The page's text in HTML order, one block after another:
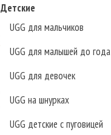
Детские
UGG для мальчиков
UGG для малышей до года
UGG для девочек
UGG на шнурках
UGG детские с пуговицей